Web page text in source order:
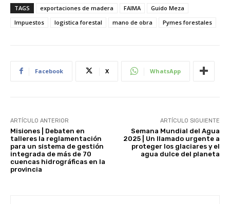
TAGS exportaciones de madera FAIMA
Guido Meza
Impuestos
logistica forestal mano de obra Pymes forestales
Facebook X WhatsApp
ARTÍCULO ANTERIOR
Misiones | Debaten en
talleres la reglamentación
para un sistema de gestión
integrada de más de 70
cuencas hidrográficas en la
provincia
ARTÍCULO SIGUIENTE
Semana Mundial del Agua
2025 | Un llamado urgente a
proteger los glaciares y el
agua dulce del planeta